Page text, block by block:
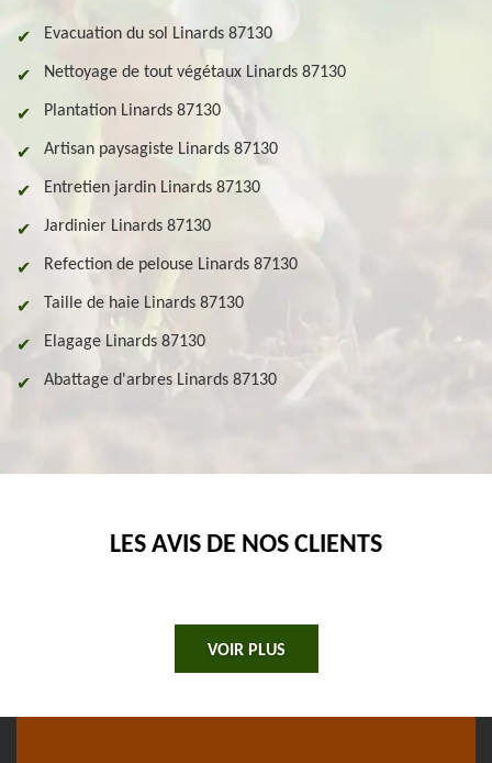
Evacuation du sol Linards 87130
Nettoyage de tout végétaux Linards 87130
Plantation Linards 87130
Artisan paysagiste Linards 87130
Entretien jardin Linards 87130
Jardinier Linards 87130
Refection de pelouse Linards 87130
Taille de haie Linards 87130
Elagage Linards 87130
Abattage d'arbres Linards 87130
LES AVIS DE NOS CLIENTS
VOIR PLUS